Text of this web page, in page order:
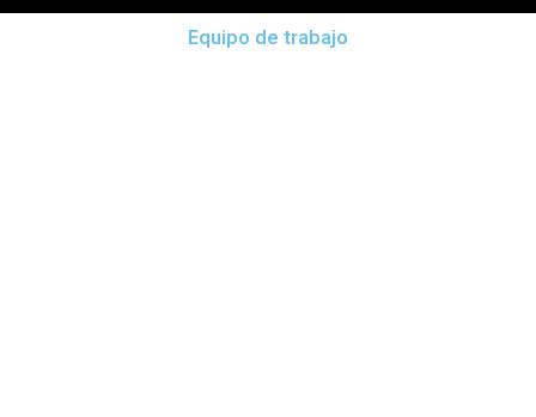
Equipo de trabajo